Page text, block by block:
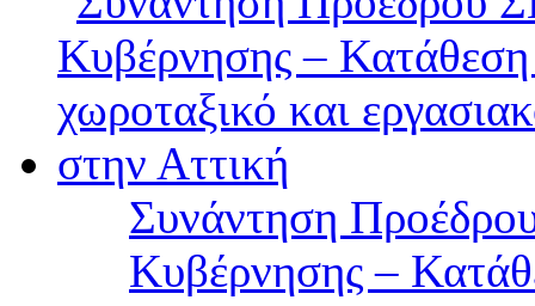
Συνάντηση
Κυβέρνησης –